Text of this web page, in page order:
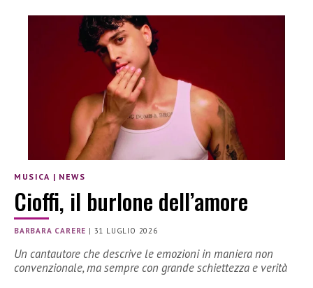
MUSICA | NEWS
Cioffi, il burlone dell’amore
BARBARA CARERE | 31 LUGLIO 2026
Un cantautore che descrive le emozioni in maniera non
convenzionale, ma sempre con grande schiettezza e verità